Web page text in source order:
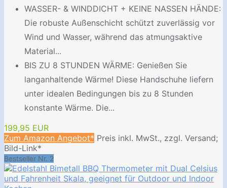
WASSER- & WINDDICHT + KEINE NASSEN HÄNDE:
Die robuste Außenschicht schützt zuverlässig vor
Wind und Wasser, während das atmungsaktive
Material...
BIS ZU 8 STUNDEN WÄRME: Genießen Sie
langanhaltende Wärme! Diese Handschuhe liefern
unter idealen Bedingungen bis zu 8 Stunden
konstante Wärme. Die...
199,95 EUR
Zum Amazon Angebot* Preis inkl. MwSt., zzgl. Versand;
Bild-Link*
Bestseller Nr. 2